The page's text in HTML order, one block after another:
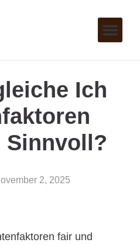
Ich
Sinnvoll?
2, 2025
fair und